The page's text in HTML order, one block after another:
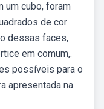
um cubo, foram
de cor
dessas faces,
em comum,.
possíveis para o
apresentada na